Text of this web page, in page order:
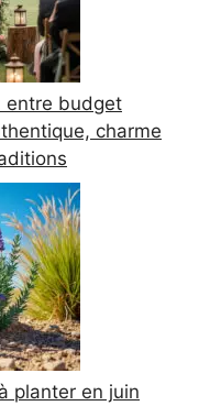
entre budget
charme
planter en juin